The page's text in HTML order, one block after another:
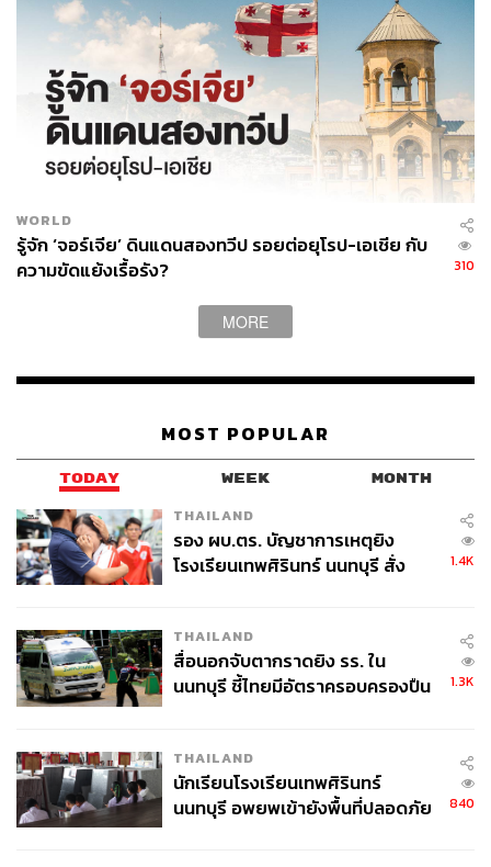
WORLD
รู้จัก ‘จอร์เจีย’ ดินแดนสองทวีป รอยต่อยุโรป-เอเชีย กับ
ความขัดแย้งเรื้อรัง?
310
MORE
MOST POPULAR
TODAY WEEK MONTH
THAILAND
รอง ผบ.ตร. บัญชาการเหตุยิง
โรงเรียนเทพศิรินทร์ นนทบุรี สั่ง
1.4K
THAILAND
สื่อนอกจับตากราดยิง รร. ใน
นนทบุรี ชี้ไทยมีอัตราครอบครองปืน
1.3K
THAILAND
นักเรียนโรงเรียนเทพศิรินทร์
นนทบุรี อพยพเข้ายังพื้นที่ปลอดภัย
840